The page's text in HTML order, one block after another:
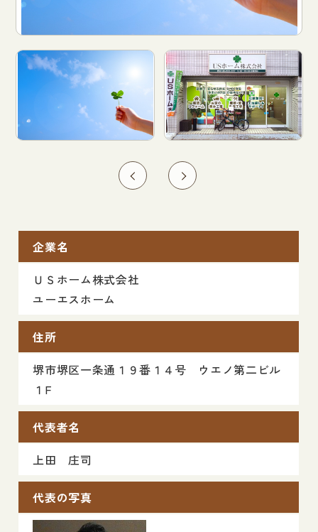
企業名
ＵＳホーム株式会社
ユーエスホーム
住所
堺市堺区一条通１９番１４号 ウエノ第二ビル
１F
代表者名
上田 庄司
代表の写真